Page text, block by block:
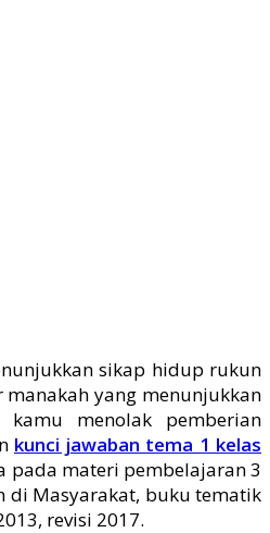
sikap hidup rukun
yang menunjukkan
kamu menolak pemberian
kunci jawaban tema 1 kelas
pada materi pembelajaran 3
di Masyarakat, buku tematik
revisi 2017.